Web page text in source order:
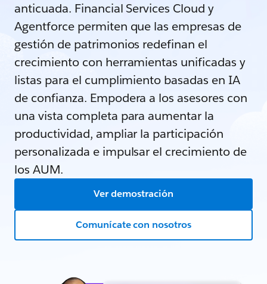
anticuada. Financial Services Cloud y
Agentforce permiten que las empresas de
gestión de patrimonios redefinan el
crecimiento con herramientas unificadas y
listas para el cumplimiento basadas en IA
de confianza. Empodera a los asesores con
una vista completa para aumentar la
productividad, ampliar la participación
personalizada e impulsar el crecimiento de
los AUM.
Ver demostración
Comunícate con nosotros